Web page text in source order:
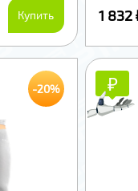
Купить 1 832
-20% ₽₽